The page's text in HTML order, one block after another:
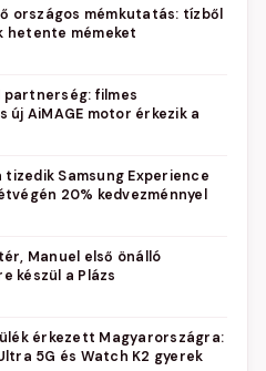
országos mémkutatás: tízből
hetente mémeket
partnerség: filmes
új AiMAGE motor érkezik a
Samsung Experience
20% kedvezménnyel
Manuel első önálló
készül a Plázs
érkezett Magyarországra:
5G és Watch K2 gyerek